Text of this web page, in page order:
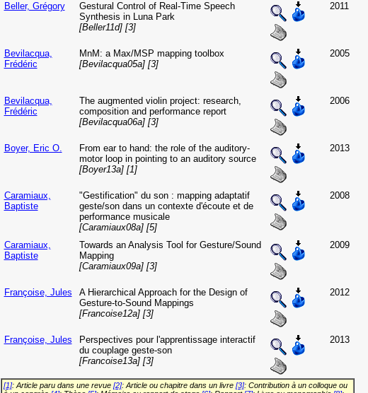
Beller, Grégory
Gestural Control of Real-Time Speech
Synthesis in Luna Park
[Beller11d] [3]
2011
Bevilacqua,
Frédéric
MnM: a Max/MSP mapping toolbox
[Bevilacqua05a] [3]
2005
Bevilacqua,
Frédéric
The augmented violin project: research,
composition and performance report
[Bevilacqua06a] [3]
2006
Boyer, Eric O.
From ear to hand: the role of the auditory-
motor loop in pointing to an auditory source
[Boyer13a] [1]
2013
Caramiaux,
Baptiste
"Gestification" du son : mapping adaptatif
geste/son dans un contexte d'écoute et de
performance musicale
[Caramiaux08a] [5]
2008
Caramiaux,
Baptiste
Towards an Analysis Tool for Gesture/Sound
Mapping
[Caramiaux09a] [3]
2009
Françoise, Jules
A Hierarchical Approach for the Design of
Gesture-to-Sound Mappings
[Francoise12a] [3]
2012
Françoise, Jules
Perspectives pour l'apprentissage interactif
du couplage geste-son
[Francoise13a] [3]
2013
[1]: Article paru dans une revue [2]: Article ou chapitre dans un livre [3]: Contribution à un colloque ou